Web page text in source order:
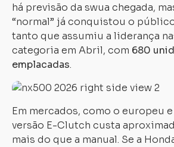
há previsão da swua chegada,
“normal” já conquistou o
tanto que assumiu a liderança
categoria em Abril, com 680
emplacadas.
Em mercados, como o europeu
versão E-Clutch custa
mais do que a manual. Se a